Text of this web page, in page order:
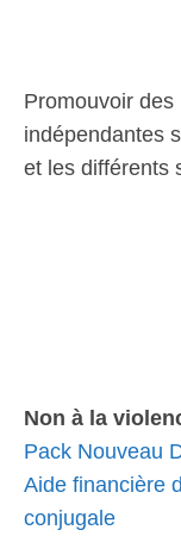
Promouvoir
indépendantes
et les différents
Non à la
Pack Nouveau
Aide financière
conjugale